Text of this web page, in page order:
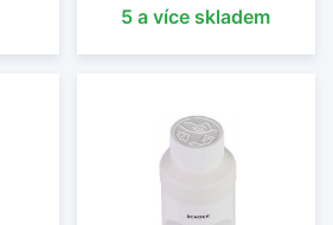
5 a více skladem